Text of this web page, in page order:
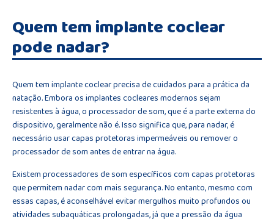
Quem tem implante coclear
pode nadar?
Quem tem implante coclear precisa de cuidados para a prática da
natação. Embora os implantes cocleares modernos sejam
resistentes à água, o processador de som, que é a parte externa do
dispositivo, geralmente não é. Isso significa que, para nadar, é
necessário usar capas protetoras impermeáveis ou remover o
processador de som antes de entrar na água.
Existem processadores de som específicos com capas protetoras
que permitem nadar com mais segurança. No entanto, mesmo com
essas capas, é aconselhável evitar mergulhos muito profundos ou
atividades subaquáticas prolongadas, já que a pressão da água